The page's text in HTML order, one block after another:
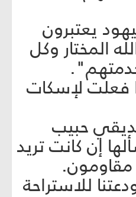
يعتبرون
المختار وكل
فعلت لإسكات
حبيب
إن كانت تريد
مقاومون.
للاستراحة